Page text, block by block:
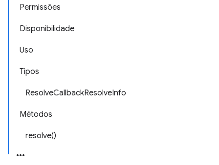
Permissões
Disponibilidade
Uso
Tipos
ResolveCallbackResolveInfo
Métodos
resolve()